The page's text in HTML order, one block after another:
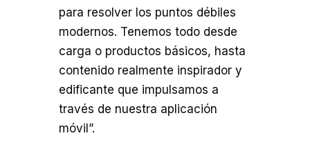
para resolver los puntos débiles
modernos. Tenemos todo desde
carga o productos básicos, hasta
contenido realmente inspirador y
edificante que impulsamos a
través de nuestra aplicación
móvil”.